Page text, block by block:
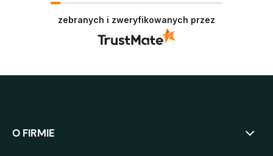
zebranych i zweryfikowanych przez
O FIRMIE